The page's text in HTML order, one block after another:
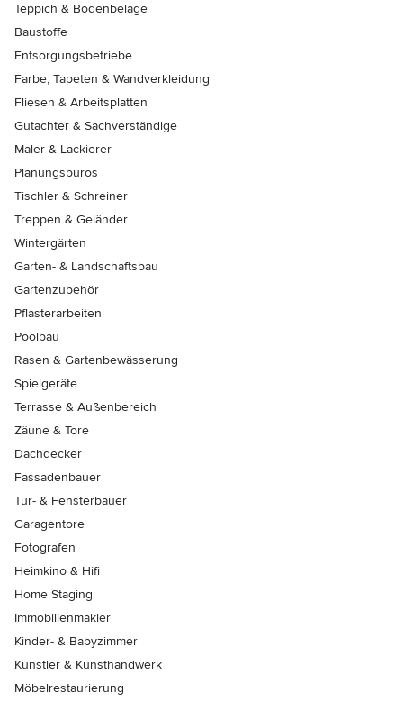
Teppich & Bodenbeläge
Baustoffe
Entsorgungsbetriebe
Farbe, Tapeten & Wandverkleidung
Fliesen & Arbeitsplatten
Gutachter & Sachverständige
Maler & Lackierer
Planungsbüros
Tischler & Schreiner
Treppen & Geländer
Wintergärten
Garten- & Landschaftsbau
Gartenzubehör
Pflasterarbeiten
Poolbau
Rasen & Gartenbewässerung
Spielgeräte
Terrasse & Außenbereich
Zäune & Tore
Dachdecker
Fassadenbauer
Tür- & Fensterbauer
Garagentore
Fotografen
Heimkino & Hifi
Home Staging
Immobilienmakler
Kinder- & Babyzimmer
Künstler & Kunsthandwerk
Möbelrestaurierung